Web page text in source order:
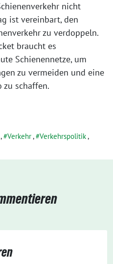
nicht
ist vereinbart, den
zu verdoppeln.
braucht es
Schienennetze, um
zu vermeiden und eine
zu schaffen.
, Verkehr, Verkehrspolitik,